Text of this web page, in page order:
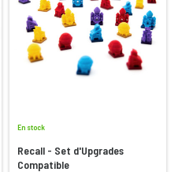
En stock
Recall - Set d'Upgrades
Compatible